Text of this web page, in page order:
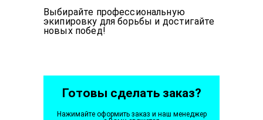
Выбирайте профессиональную
экипировку для борьбы и достигайте
новых побед!
Готовы сделать заказ?
Нажимайте оформить заказ и наш менеджер